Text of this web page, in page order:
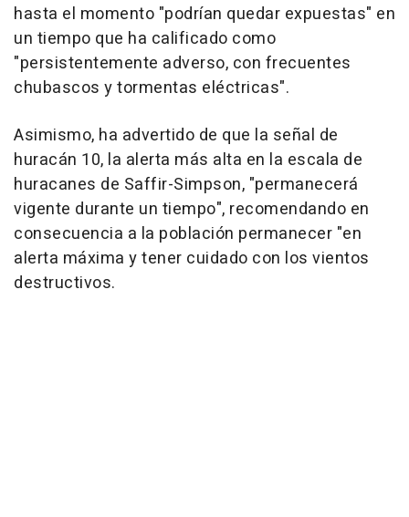
hasta el momento "podrían quedar expuestas" en
un tiempo que ha calificado como
"persistentemente adverso, con frecuentes
chubascos y tormentas eléctricas".
Asimismo, ha advertido de que la señal de
huracán 10, la alerta más alta en la escala de
huracanes de Saffir-Simpson, "permanecerá
vigente durante un tiempo", recomendando en
consecuencia a la población permanecer "en
alerta máxima y tener cuidado con los vientos
destructivos.